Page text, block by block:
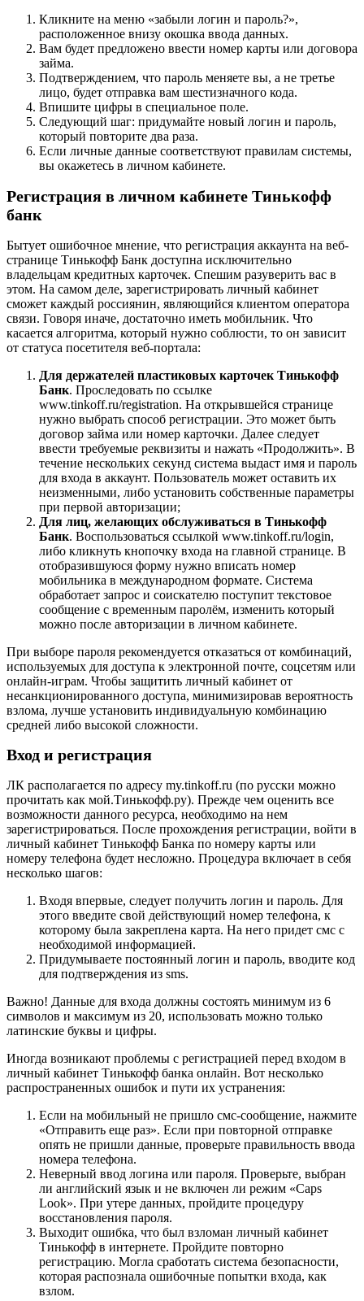
Кликните на меню «забыли логин и пароль?»,
расположенное внизу окошка ввода данных.
Вам будет предложено ввести номер карты или договора
займа.
Подтверждением, что пароль меняете вы, а не третье
лицо, будет отправка вам шестизначного кода.
Впишите цифры в специальное поле.
Следующий шаг: придумайте новый логин и пароль,
который повторите два раза.
Если личные данные соответствуют правилам системы,
вы окажетесь в личном кабинете.
Регистрация в личном кабинете Тинькофф
банк
Бытует ошибочное мнение, что регистрация аккаунта на веб-
странице Тинькофф Банк доступна исключительно
владельцам кредитных карточек. Спешим разуверить вас в
этом. На самом деле, зарегистрировать личный кабинет
сможет каждый россиянин, являющийся клиентом оператора
связи. Говоря иначе, достаточно иметь мобильник. Что
касается алгоритма, который нужно соблюсти, то он зависит
от статуса посетителя веб-портала:
Для держателей пластиковых карточек Тинькофф
Банк. Проследовать по ссылке
www.tinkoff.ru/registration. На открывшейся странице
нужно выбрать способ регистрации. Это может быть
договор займа или номер карточки. Далее следует
ввести требуемые реквизиты и нажать «Продолжить». В
течение нескольких секунд система выдаст имя и пароль
для входа в аккаунт. Пользователь может оставить их
неизменными, либо установить собственные параметры
при первой авторизации;
Для лиц, желающих обслуживаться в Тинькофф
Банк. Воспользоваться ссылкой www.tinkoff.ru/login,
либо кликнуть кнопочку входа на главной странице. В
отобразившуюся форму нужно вписать номер
мобильника в международном формате. Система
обработает запрос и соискателю поступит текстовое
сообщение с временным паролём, изменить который
можно после авторизации в личном кабинете.
При выборе пароля рекомендуется отказаться от комбинаций,
используемых для доступа к электронной почте, соцсетям или
онлайн-играм. Чтобы защитить личный кабинет от
несанкционированного доступа, минимизировав вероятность
взлома, лучше установить индивидуальную комбинацию
средней либо высокой сложности.
Вход и регистрация
ЛК располагается по адресу my.tinkoff.ru (по русски можно
прочитать как мой.Тинькофф.ру). Прежде чем оценить все
возможности данного ресурса, необходимо на нем
зарегистрироваться. После прохождения регистрации, войти в
личный кабинет Тинькофф Банка по номеру карты или
номеру телефона будет несложно. Процедура включает в себя
несколько шагов:
Входя впервые, следует получить логин и пароль. Для
этого введите свой действующий номер телефона, к
которому была закреплена карта. На него придет смс с
необходимой информацией.
Придумываете постоянный логин и пароль, вводите код
для подтверждения из sms.
Важно! Данные для входа должны состоять минимум из 6
символов и максимум из 20, использовать можно только
латинские буквы и цифры.
Иногда возникают проблемы с регистрацией перед входом в
личный кабинет Тинькофф банка онлайн. Вот несколько
распространенных ошибок и пути их устранения:
Если на мобильный не пришло смс-сообщение, нажмите
«Отправить еще раз». Если при повторной отправке
опять не пришли данные, проверьте правильность ввода
номера телефона.
Неверный ввод логина или пароля. Проверьте, выбран
ли английский язык и не включен ли режим «Caps
Look». При утере данных, пройдите процедуру
восстановления пароля.
Выходит ошибка, что был взломан личный кабинет
Тинькофф в интернете. Пройдите повторно
регистрацию. Могла сработать система безопасности,
которая распознала ошибочные попытки входа, как
взлом.